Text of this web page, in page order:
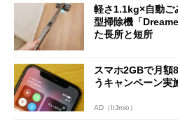
軽さ1.1kg×自動ご
型掃除機「
た長所と短所
スマホ2GBで月額
うキャンペーン実
AD（IIJmio）